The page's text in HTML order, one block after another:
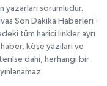
yazarları sorumludur.
Son Dakika Haberleri -
tüm harici linkler ayrı
köşe yazıları ve
dahi, herhangi bir